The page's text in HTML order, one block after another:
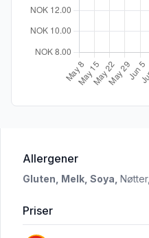
Allergeneri 'Twix 3-pk'
Gluten, Melk, Soya, Nøtter,
Priser